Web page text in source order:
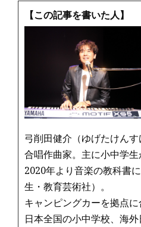
【この記事を書いた人】
弓削田健介（ゆげたけんす
合唱作曲家。主に小中学生
2020年より音楽の教科書
生・教育芸術社）。
キャンピングカーを拠点
日本全国の小中学校、海